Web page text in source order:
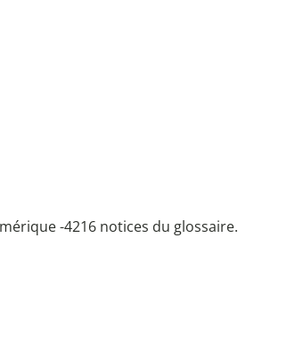
-4216 notices du glossaire.